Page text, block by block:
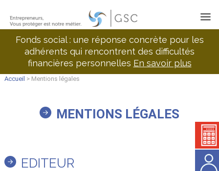
Fonds social : une réponse concrète pour les
adhérents qui rencontrent des difficultés
financières personnelles En savoir plus
Accueil > Mentions légales
MENTIONS LÉGALES
EDITEUR